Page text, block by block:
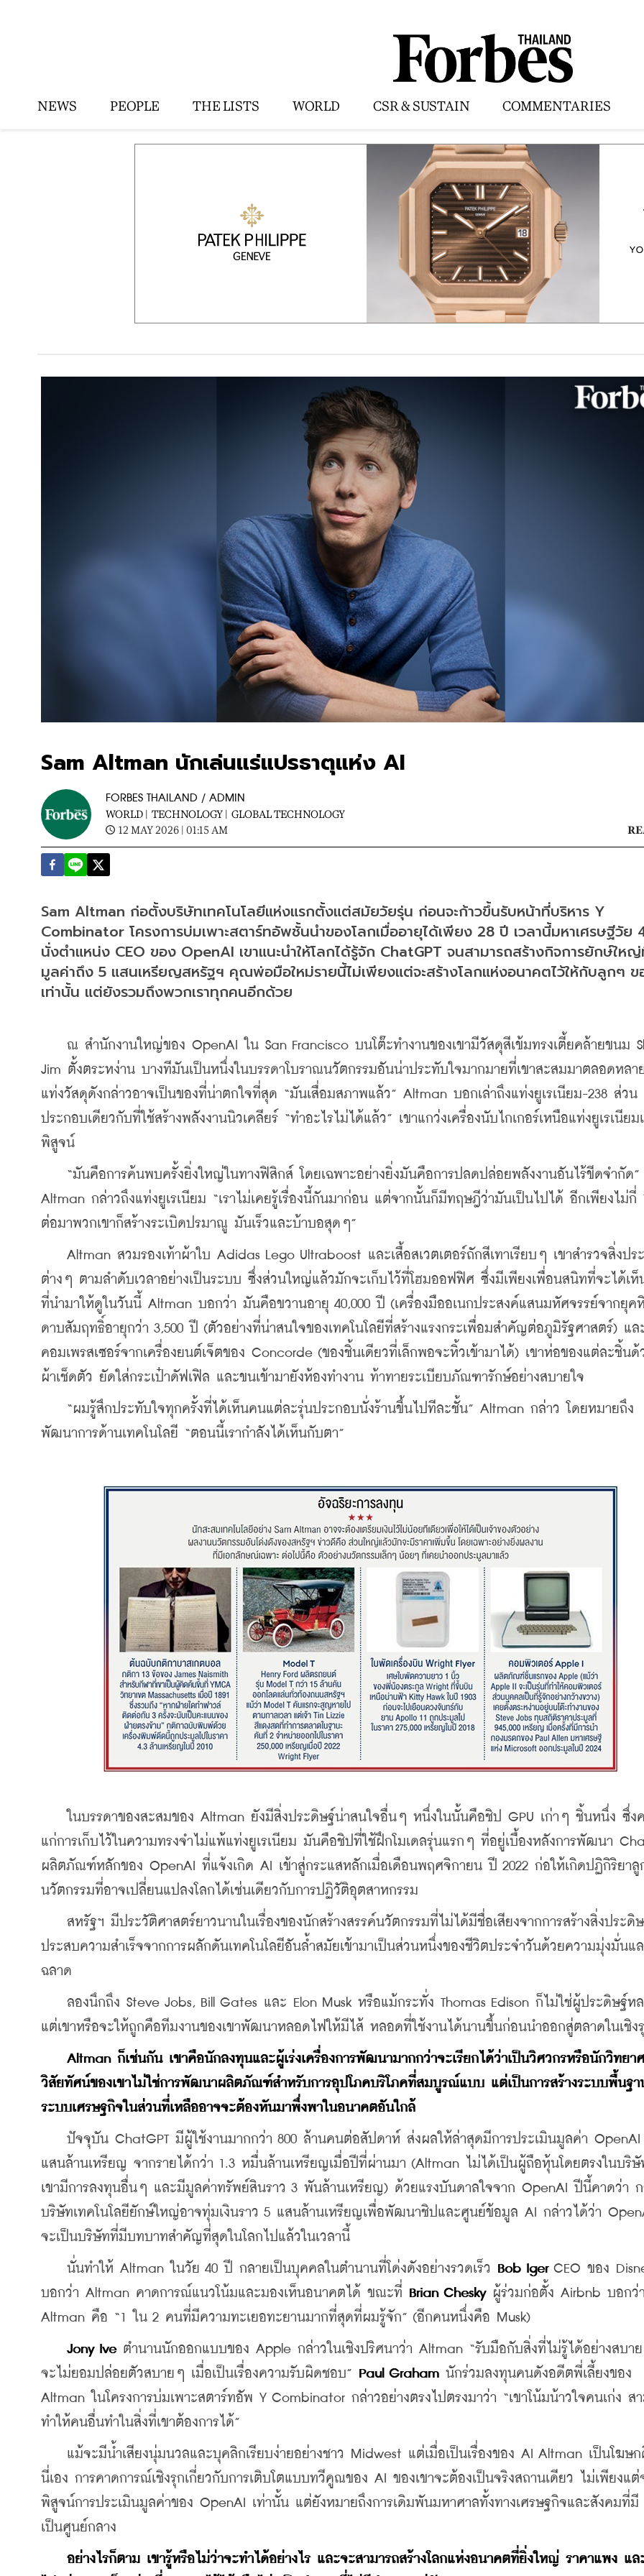
NEWS PEOPLE THE LISTS WORLD CSR & SUSTAIN COMMENTARIES
Sam Altman นักเล่นแร่แปรธาตุแห่ง AI
FORBES THAILAND / ADMIN
WORLD | TECHNOLOGY | GLOBAL TECHNOLOGY
12 MAY 2026 | 01:15 AM
Sam Altman ก่อตั้งบริษัทเทคโนโลยีแห่งแรกตั้งแต่สมัยวัยรุ่น ก่อนจะก้าวขึ้นรับหน้าที่บริหาร Y
Combinator โครงการบ่มเพาะสตาร์ทอัพชั้นนำของโลกเมื่ออายุได้เพียง 28 ปี เวลานี้มหาเศรษฐีวัย
นั่งตำแหน่ง CEO ของ OpenAI เขาแนะนำให้โลกได้รู้จัก ChatGPT จนสามารถสร้างกิจการยักษ์ให
มูลค่าถึง 5 แสนเหรียญสหรัฐฯ คุณพ่อมือใหม่รายนี้ไม่เพียงแต่จะสร้างโลกแห่งอนาคตไว้ให้กับลูกๆ
เท่านั้น แต่ยังรวมถึงพวกเราทุกคนอีกด้วย
ณ สำนักงานใหญ่ของ OpenAI ใน San Francisco บนโต๊ะทำงานของเขามีวัสดุสีเข้มทรงเตี้ยคล้ายขนม
Jim ตั้งตระหง่าน บางทีมันเป็นหนึ่งในบรรดาโบราณนวัตกรรมอันน่าประทับใจมากมายที่เขาสะสมมาตลอดหลา
แท่งวัสดุดังกล่าวอาจเป็นของที่น่าตกใจที่สุด “มันเสื่อมสภาพแล้ว” Altman บอกเล่าถึงแท่งยูเรเนียม-238 ส่วน
ประกอบเดียวกับที่ใช้สร้างพลังงานนิวเคลียร์ “ทำอะไรไม่ได้แล้ว” เขาแกว่งเครื่องนับไกเกอร์เหนือแท่งยูเรเนียม
พิสูจน์
“มันคือการค้นพบครั้งยิ่งใหญ่ในทางฟิสิกส์ โดยเฉพาะอย่างยิ่งมันคือการปลดปล่อยพลังงานอันไร้ขีดจำกัด”
Altman กล่าวถึงแท่งยูเรเนียม “เราไม่เคยรู้เรื่องนี้กันมาก่อน แต่จากนั้นก็มีทฤษฎีว่ามันเป็นไปได้ อีกเพียงไม่กี่
ต่อมาพวกเขาก็สร้างระเบิดปรมาณู มันเร็วและบ้าบอสุดๆ”
Altman สวมรองเท้าผ้าใบ Adidas Lego Ultraboost และเสื้อสเวตเตอร์ถักสีเทาเรียบๆ เขาสำรวจสิ่งปร
ต่างๆ ตามลำดับเวลาอย่างเป็นระบบ ซึ่งส่วนใหญ่แล้วมักจะเก็บไว้ที่โฮมออฟฟิศ ซึ่งมีเพียงเพื่อนสนิทที่จะได้เ
ที่นำมาให้ดูในวันนี้ Altman บอกว่า มันคือขวานอายุ 40,000 ปี (เครื่องมืออเนกประสงค์แสนมหัศจรรย์จากยุค
ดาบสัมฤทธิ์อายุกว่า 3,500 ปี (ตัวอย่างที่น่าสนใจของเทคโนโลยีที่สร้างแรงกระเพื่อมสำคัญต่อภูมิรัฐศาสตร์) แล
คอมเพรสเซอร์จากเครื่องยนต์เจ็ตของ Concorde (ของชิ้นเดียวที่เล็กพอจะหิ้วเข้ามาได้) เขาห่อของแต่ละชิ้นด้
ผ้าเช็ดตัว ยัดใส่กระเป๋าดัฟเฟิล และขนเข้ามายังห้องทำงาน ท้าทายระเบียบภัณฑารักษ์อย่างสบายใจ
“ผมรู้สึกประทับใจทุกครั้งที่ได้เห็นคนแต่ละรุ่นประกอบนั่งร้านขึ้นไปทีละชั้น” Altman กล่าว โดยหมายถึง
พัฒนาการด้านเทคโนโลยี “ตอนนี้เรากำลังได้เห็นกับตา”
ในบรรดาของสะสมของ Altman ยังมีสิ่งประดิษฐ์น่าสนใจอื่นๆ หนึ่งในนั้นคือชิป GPU เก่าๆ ชิ้นหนึ่ง ซึ่งค
แก่การเก็บไว้ในความทรงจำไม่แพ้แท่งยูเรเนียม มันคือชิปที่ใช้ฝึกโมเดลรุ่นแรกๆ ที่อยู่เบื้องหลังการพัฒนา
ผลิตภัณฑ์หลักของ OpenAI ที่แจ้งเกิด AI เข้าสู่กระแสหลักเมื่อเดือนพฤศจิกายน ปี 2022 ก่อให้เกิดปฏิกิริยาลู
นวัตกรรมที่อาจเปลี่ยนแปลงโลกได้เช่นเดียวกับการปฏิวัติอุตสาหกรรม
สหรัฐฯ มีประวัติศาสตร์ยาวนานในเรื่องของนักสร้างสรรค์นวัตกรรมที่ไม่ได้มีชื่อเสียงจากการสร้างสิ่งประดิ
ประสบความสำเร็จจากการผลักดันเทคโนโลยีอันล้ำสมัยเข้ามาเป็นส่วนหนึ่งของชีวิตประจำวันด้วยความมุ่งมั่นแ
ฉลาด
ลองนึกถึง Steve Jobs, Bill Gates และ Elon Musk หรือแม้กระทั่ง Thomas Edison ก็ไม่ใช่ผู้ประดิษฐ์ห
แต่เขาหรือจะให้ถูกคือทีมงานของเขาพัฒนาหลอดไฟให้มีไส้ หลอดที่ใช้งานได้นานขึ้นก่อนนำออกสู่ตลาดในเชิง
Altman ก็เช่นกัน เขาคือนักลงทุนและผู้เร่งเครื่องการพัฒนามากกว่าจะเรียกได้ว่าเป็นวิศวกรหรือนักวิทยา
วิสัยทัศน์ของเขาไม่ใช่การพัฒนาผลิตภัณฑ์สำหรับการอุปโภคบริโภคที่สมบูรณ์แบบ แต่เป็นการสร้างระบบพื้นฐา
ระบบเศรษฐกิจในส่วนที่เหลืออาจจะต้องหันมาพึ่งพาในอนาคตอันใกล้
ปัจจุบัน ChatGPT มีผู้ใช้งานมากกว่า 800 ล้านคนต่อสัปดาห์ ส่งผลให้ล่าสุดมีการประเมินมูลค่า OpenAI
แสนล้านเหรียญ จากรายได้กว่า 1.3 หมื่นล้านเหรียญเมื่อปีที่ผ่านมา (Altman ไม่ได้เป็นผู้ถือหุ้นโดยตรงในบริ
เขามีการลงทุนอื่นๆ และมีมูลค่าทรัพย์สินราว 3 พันล้านเหรียญ) ด้วยแรงบันดาลใจจาก OpenAI ปีนี้คาดว่า
บริษัทเทคโนโลยียักษ์ใหญ่อาจทุ่มเงินราว 5 แสนล้านเหรียญเพื่อพัฒนาชิปและศูนย์ข้อมูล AI กล่าวได้ว่า
จะเป็นบริษัทที่มีบทบาทสำคัญที่สุดในโลกไปแล้วในเวลานี้
นั่นทำให้ Altman ในวัย 40 ปี กลายเป็นบุคคลในตำนานที่โด่งดังอย่างรวดเร็ว Bob Iger CEO ของ
บอกว่า Altman คาดการณ์แนวโน้มและมองเห็นอนาคตได้ ขณะที่ Brian Chesky ผู้ร่วมก่อตั้ง Airbnb บอกว่า
Altman คือ “1 ใน 2 คนที่มีความทะเยอทะยานมากที่สุดที่ผมรู้จัก” (อีกคนหนึ่งคือ Musk)
Jony Ive ตำนานนักออกแบบของ Apple กล่าวในเชิงปริศนาว่า Altman “รับมือกับสิ่งที่ไม่รู้ได้อย่างสบา
จะไม่ยอมปล่อยตัวสบายๆ เมื่อเป็นเรื่องความรับผิดชอบ” Paul Graham นักร่วมลงทุนคนดังอดีตพี่เลี้ยงของ
Altman ในโครงการบ่มเพาะสตาร์ทอัพ Y Combinator กล่าวอย่างตรงไปตรงมาว่า “เขาโน้มน้าวใจคนเก่ง ส
ทำให้คนอื่นทำในสิ่งที่เขาต้องการได้”
แม้จะมีน้ำเสียงนุ่มนวลและบุคลิกเรียบง่ายอย่างชาว Midwest แต่เมื่อเป็นเรื่องของ AI Altman เป็นโฆษ
นี่เอง การคาดการณ์เชิงรุกเกี่ยวกับการเติบโตแบบทวีคูณของ AI ของเขาจะต้องเป็นจริงสถานเดียว ไม่เพียงแต่
พิสูจน์การประเมินมูลค่าของ OpenAI เท่านั้น แต่ยังหมายถึงการเดิมพันมหาศาลทั้งทางเศรษฐกิจและสังคมที่มี
เป็นศูนย์กลาง
อย่างไรก็ตาม เขารู้หรือไม่ว่าจะทำได้อย่างไร และจะสามารถสร้างโลกแห่งอนาคตที่ยิ่งใหญ่ ราคาแพง แ